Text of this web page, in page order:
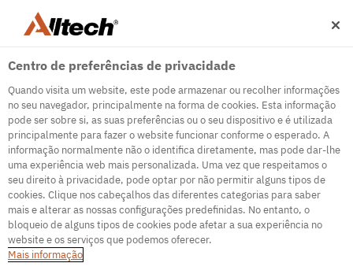
500
Servidor de erro interno
Parece que estamos enfrentando alguns problemas
técnicos. Tente atualizar a página ou acesse a página
inicial
Centro de preferências de privacidade
Quando visita um website, este pode armazenar ou recolher informações
no seu navegador, principalmente na forma de cookies. Esta informação
pode ser sobre si, as suas preferências ou o seu dispositivo e é utilizada
principalmente para fazer o website funcionar conforme o esperado. A
informação normalmente não o identifica diretamente, mas pode dar-lhe
uma experiência web mais personalizada. Uma vez que respeitamos o
seu direito à privacidade, pode optar por não permitir alguns tipos de
cookies. Clique nos cabeçalhos das diferentes categorias para saber
mais e alterar as nossas configurações predefinidas. No entanto, o
bloqueio de alguns tipos de cookies pode afetar a sua experiência no
website e os serviços que podemos oferecer.
Mais informação